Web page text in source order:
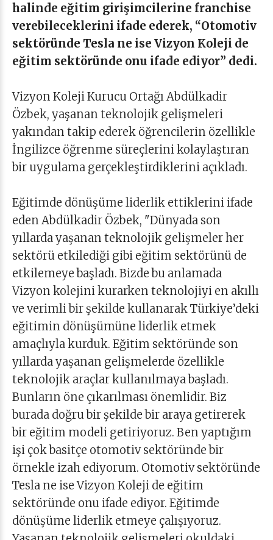
halinde eğitim girişimcilerine franchise
verebileceklerini ifade ederek, “Otomotiv
sektöründe Tesla ne ise Vizyon Koleji de
eğitim sektöründe onu ifade ediyor” dedi.
Vizyon Koleji Kurucu Ortağı Abdülkadir
Özbek, yaşanan teknolojik gelişmeleri
yakından takip ederek öğrencilerin özellikle
İngilizce öğrenme süreçlerini kolaylaştıran
bir uygulama gerçekleştirdiklerini açıkladı.
Eğitimde dönüşüme liderlik ettiklerini ifade
eden Abdülkadir Özbek, "Dünyada son
yıllarda yaşanan teknolojik gelişmeler her
sektörü etkilediği gibi eğitim sektörünü de
etkilemeye başladı. Bizde bu anlamada
Vizyon kolejini kurarken teknolojiyi en akıllı
ve verimli bir şekilde kullanarak Türkiye’deki
eğitimin dönüşümüne liderlik etmek
amaçlıyla kurduk. Eğitim sektöründe son
yıllarda yaşanan gelişmelerde özellikle
teknolojik araçlar kullanılmaya başladı.
Bunların öne çıkarılması önemlidir. Biz
burada doğru bir şekilde bir araya getirerek
bir eğitim modeli getiriyoruz. Ben yaptığım
işi çok basitçe otomotiv sektöründe bir
örnekle izah ediyorum. Otomotiv sektöründe
Tesla ne ise Vizyon Koleji de eğitim
sektöründe onu ifade ediyor. Eğitimde
dönüşüme liderlik etmeye çalışıyoruz.